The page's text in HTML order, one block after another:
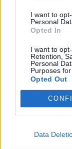
I want to
Personal
Opted In
I want to
Retention,
Personal
Purposes
Opted Out
Data